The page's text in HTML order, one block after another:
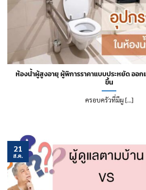
ห้องน้ำผู้สูงอายุ ผู้พิการราคาแบบประหยัด ออ
ขึ้น
ครอบครัวที่มีผู [...]
21
ส.ค.